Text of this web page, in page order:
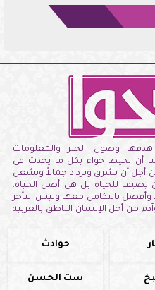
وصول الخبر والمعلومات
أن نحيط حواء بكل ما يحدث فى
أجل أن تشرق وتزداد جمالاً وتشغل
يضيف للحياة بل هى أصل الحياة.
وأفضل بالتكامل معها وليس التأخر
من أجل الإنسان الناطق بالعربية
حوادث
ست الحسن